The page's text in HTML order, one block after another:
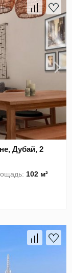
Дубай, 2
102 м²